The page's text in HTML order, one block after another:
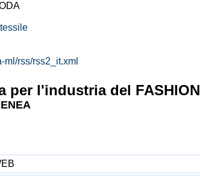
ml/rss/rss2_it.xml
per l'industria del FASHION